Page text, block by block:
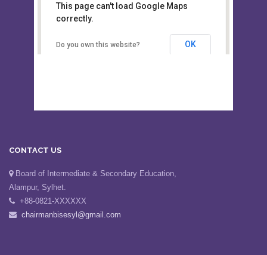
Board of Intermediate &
Secondary Education, Alampur,
This page can't load Google Maps
correctly.
Do you own this website? OK
CONTACT US
Board of Intermediate & Secondary Education,
Alampur, Sylhet.
+88-0821-XXXXXX
chairmanbisesyl@gmail.com